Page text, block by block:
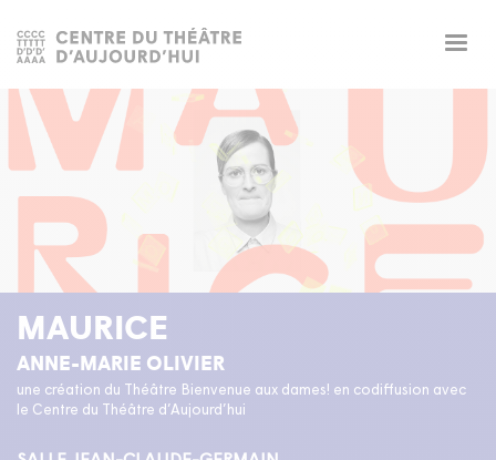
MAURICE
ANNE-MARIE OLIVIER
une création du Théâtre Bienvenue aux dames! en codiffusion avec
le Centre du Théâtre d’Aujourd’hui